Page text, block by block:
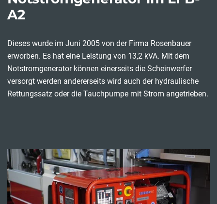
A2
Dieses wurde im Juni 2005 von der Firma Rosenbauer
erworben. Es hat eine Leistung von 13,2 kVA. Mit dem
Notstromgenerator können einerseits die Scheinwerfer
versorgt werden andererseits wird auch der hydraulische
Rettungssatz oder die Tauchpumpe mit Strom angetrieben.